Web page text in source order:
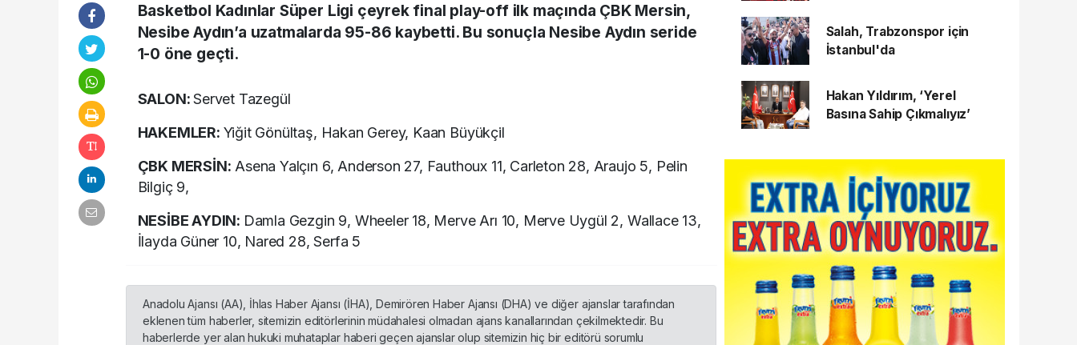
Basketbol Kadınlar Süper Ligi çeyrek final play-off ilk maçında ÇBK Mersin,
Nesibe Aydın’a uzatmalarda 95-86 kaybetti. Bu sonuçla Nesibe Aydın seride
1-0 öne geçti.
SALON:Servet Tazegül
HAKEMLER: Yiğit Gönültaş, Hakan Gerey, Kaan Büyükçil
ÇBK MERSİN: Asena Yalçın 6, Anderson 27, Fauthoux 11, Carleton 28, Araujo 5, Pelin
Bilgiç 9,
NESİBE AYDIN: Damla Gezgin 9, Wheeler 18, Merve Arı 10, Merve Uygül 2, Wallace 13,
İlayda Güner 10, Nared 28, Serfa 5
Anadolu Ajansı (AA), İhlas Haber Ajansı (İHA), Demirören Haber Ajansı (DHA) ve diğer ajanslar tarafından
eklenen tüm haberler, sitemizin editörlerinin müdahalesi olmadan ajans kanallarından çekilmektedir. Bu
haberlerde yer alan hukuki muhataplar haberi geçen ajanslar olup sitemizin hiç bir editörü sorumlu
Salah, Trabzonspor için
İstanbul'da
Hakan Yıldırım, ‘Yerel
Basına Sahip Çıkmalıyız’